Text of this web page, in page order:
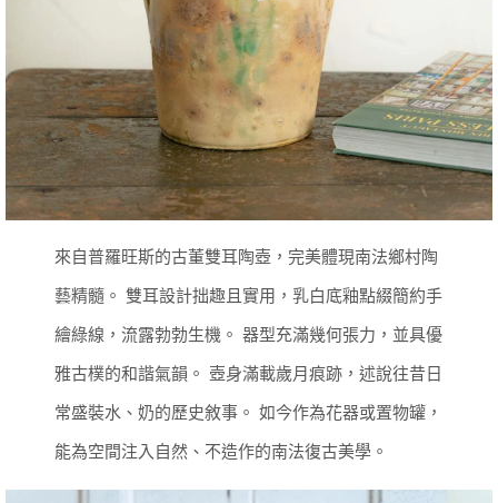
來自普羅旺斯的古董雙耳陶壺，完美體現南法鄉村陶
藝精髓。 雙耳設計拙趣且實用，乳白底釉點綴簡約手
繪綠線，流露勃勃生機。 器型充滿幾何張力，並具優
雅古樸的和諧氣韻。 壺身滿載歲月痕跡，述說往昔日
常盛裝水、奶的歷史敘事。 如今作為花器或置物罐，
能為空間注入自然、不造作的南法復古美學。